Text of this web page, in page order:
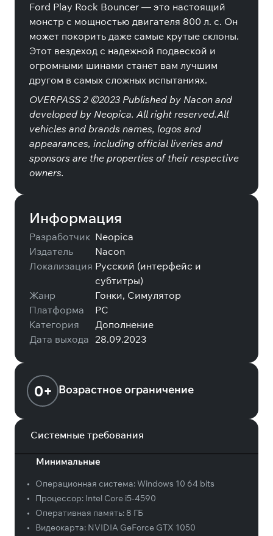
Ford Play Rock Bouncer — это настоящий
монстр с мощностью двигателя 800 л. с. Он
может покорить даже самые крутые склоны.
Этот вездеход с надежной подвеской и
огромными шинами станет вам лучшим
другом в самых сложных испытаниях.
OVERPASS 2 ©2023 Published by Nacon and
developed by Neopica. All right reserved.All
vehicles and brands names, logos and
appearances, including official liveries and
sponsors are the properties of their respective
owners.
Информация
Разработчик Neopica
Издатель
Nacon
Локализация Русский (интерфейс и
субтитры)
Жанр
Гонки, Симулятор
Платформа
PC
Категория
Дополнение
Дата выхода 28.09.2023
0+ Возрастное ограничение
Системные требования
Минимальные
• Операционная система:Windows 10 64 bits
•
Процессор: Intel Core i5-4590
•
Оперативная память: 8 ГБ
•
Видеокарта: NVIDIA GeForce GTX 1050